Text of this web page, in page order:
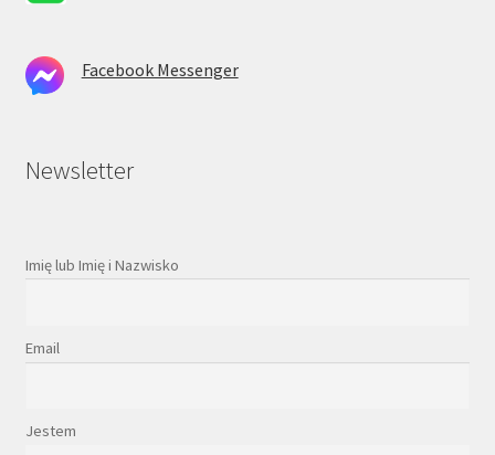
Facebook Messenger
Newsletter
Imię lub Imię i Nazwisko
Email
Jestem